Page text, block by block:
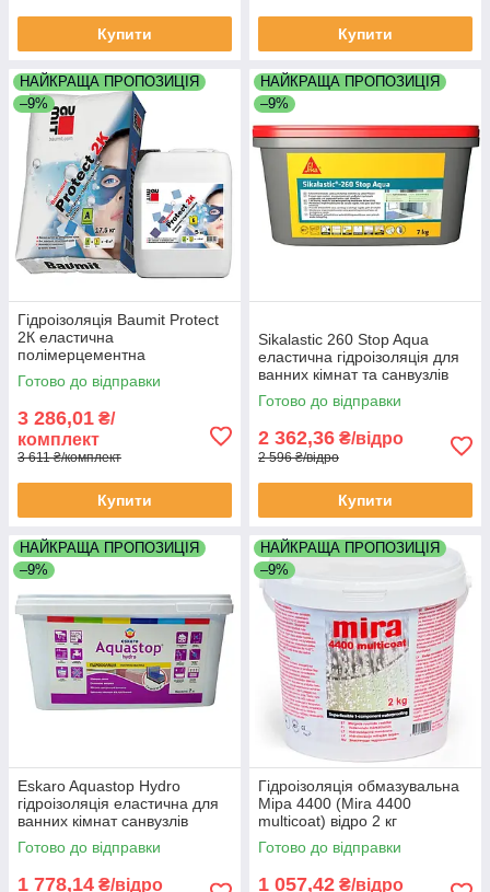
Купити Купити
НАЙКРАЩА ПРОПОЗИЦІЯ
–9%
Гідроізоляція Baumit Protect
2К еластична
полімерцементна
двокомпонентна 17,5 кг
мішок і каністра 5 кг
Готово до відправки
3 286,01 ₴/
комплект
3 611 ₴/комплект
Купити
НАЙКРАЩА ПРОПОЗИЦІЯ
–9%
Sikalastic 260 Stop Aqua
еластична гідроізоляція для
ванних кімнат та санвузлів
душових кабін піддону відро
7 кг
Готово до відправки
2 362,36 ₴/відро
2 596 ₴/відро
Купити
НАЙКРАЩА ПРОПОЗИЦІЯ
–9%
Eskaro Aquastop Hydro
гідроізоляція еластична для
ванних кімнат санвузлів
душових кабін піддону відро
7 кг
Готово до відправки
1 778,14 ₴/відро
НАЙКРАЩА ПРОПОЗИЦІЯ
–9%
Гідроізоляція обмазувальна
Міра 4400 (Mira 4400
multicoat) відро 2 кг
Готово до відправки
1 057,42 ₴/відро